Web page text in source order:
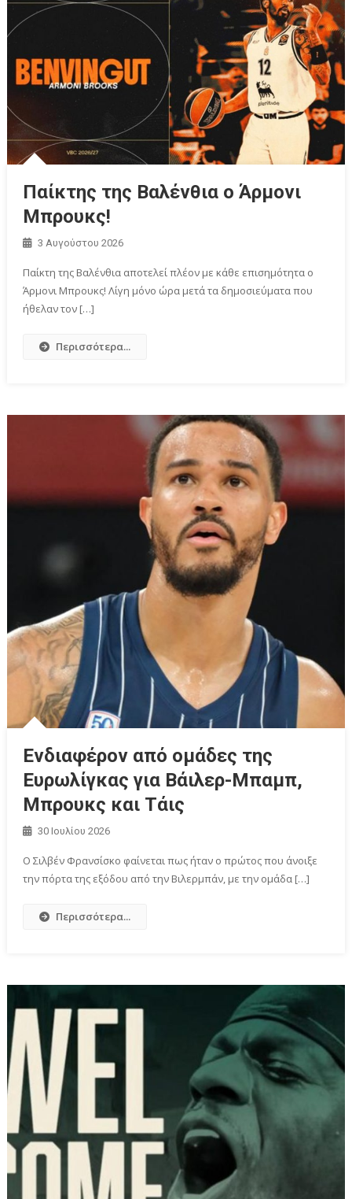
Παίκτης της Βαλένθια ο Άρμονι
Μπρουκς!
3 Αυγούστου 2026
Παίκτη της Βαλένθια αποτελεί πλέον με κάθε επισημότητα ο
Άρμονι Μπρουκς! Λίγη μόνο ώρα μετά τα δημοσιεύματα που
ήθελαν τον […]
Περισσότερα...
Ενδιαφέρον από ομάδες της
Ευρωλίγκας για Βάιλερ-Μπαμπ,
Μπρουκς και Τάις
30 Ιουλίου 2026
Ο Σιλβέν Φρανσίσκο φαίνεται πως ήταν ο πρώτος που άνοιξε
την πόρτα της εξόδου από την Βιλερμπάν, με την ομάδα […]
Περισσότερα...